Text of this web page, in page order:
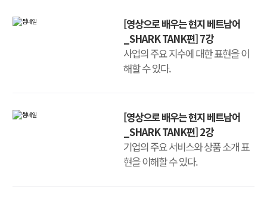
[영상으로 배우는 현지 베트남어
_SHARK TANK편] 7강
사업의 주요 지수에 대한 표현을 이
해할 수 있다.
[영상으로 배우는 현지 베트남어
_SHARK TANK편] 2강
기업의 주요 서비스와 상품 소개 표
현을 이해할 수 있다.